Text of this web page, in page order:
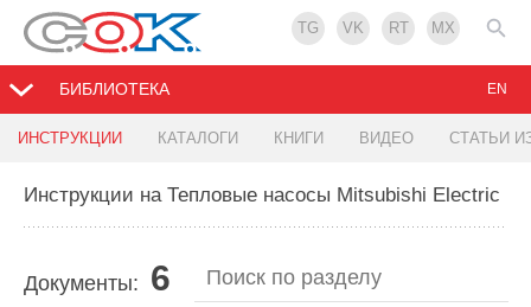
TG VK RT MX
БИБЛИОТЕКА
ИНСТРУКЦИИ КАТАЛОГИ КНИГИ ВИДЕО СТАТЬИ
EN
Инструкции на Тепловые насосы Mitsubishi Electric
Документы: 6